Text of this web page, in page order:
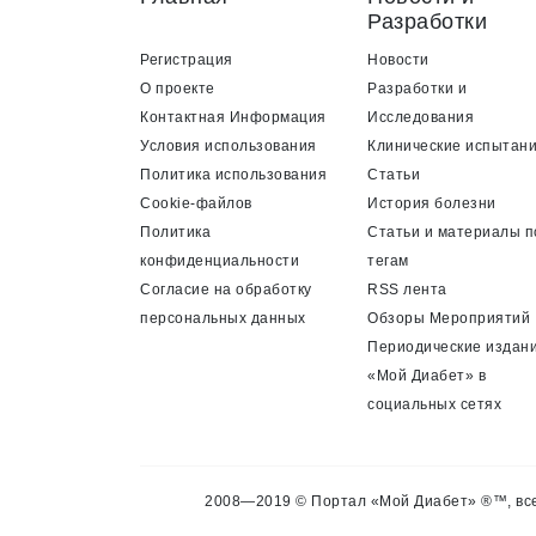
Регистрация
О проекте
Контактная Информация
Условия использования
Политика использования
Cookie-файлов
Политика
конфиденциальности
Согласие на обработку
персональных данных
Разработки
Новости
Разработки и
Исследования
Клинические
Статьи
История болезни
Статьи и материалы
тегам
RSS лента
Обзоры Мероприятий
Периодические
«Мой Диабет» в
социальных сетях
2008—2019 © Портал «Мой Диабет» ®™, все